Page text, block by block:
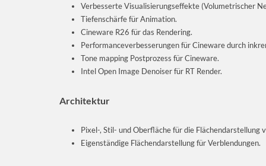
Verbesserte Visualisierungseffekte (Volumetrischer
Tiefenschärfe für Animation.
Cineware R26 für das Rendering.
Performanceverbesserungen für Cineware durch
Tone mapping Postprozess für Cineware.
Intel Open Image Denoiser für RT Render.
Architektur
Pixel-, Stil- und Oberfläche für die Flächendarstellung
Eigenständige Flächendarstellung für Verblendungen.